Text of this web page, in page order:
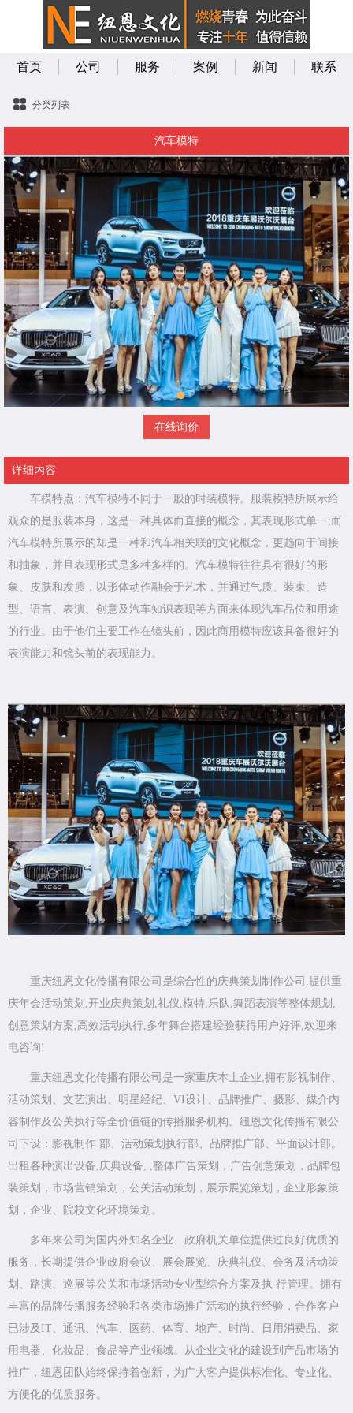
首页 公司 服务 案例 新闻 联系
分类列表
汽车模特
在线询价
详细内容
车模特点：汽车模特不同于一般的时装模特。服装模特所展示给
观众的是服装本身，这是一种具体而直接的概念，其表现形式单一;而
汽车模特所展示的却是一种和汽车相关联的文化概念，更趋向于间接
和抽象，并且表现形式是多种多样的。汽车模特往往具有很好的形
象、皮肤和发质，以形体动作融会于艺术，并通过气质、装束、造
型、语言、表演、创意及汽车知识表现等方面来体现汽车品位和用途
的行业。由于他们主要工作在镜头前，因此商用模特应该具备很好的
表演能力和镜头前的表现能力。
重庆纽恩文化传播有限公司是综合性的庆典策划制作公司.提供重
庆年会活动策划,开业庆典策划,礼仪,模特,乐队,舞蹈表演等整体规划,
创意策划方案,高效活动执行,多年舞台搭建经验获得用户好评,欢迎来
电咨询!
重庆纽恩文化传播有限公司是一家重庆本土企业,拥有影视制作、
活动策划、文艺演出、明星经纪、VI设计、品牌推广、摄影、媒介内
容制作及公关执行等全价值链的传播服务机构。纽恩文化传播有限公
司下设：影视制作 部、活动策划执行部、品牌推广部、平面设计部。
出租各种演出设备,庆典设备, ,整体广告策划，广告创意策划，品牌包
装策划，市场营销策划，公关活动策划，展示展览策划，企业形象策
划，企业、院校文化环境策划。
多年来公司为国内外知名企业、政府机关单位提供过良好优质的
服务，长期提供企业政府会议、展会展览、庆典礼仪、会务及活动策
划、路演、巡展等公关和市场活动专业型综合方案及执 行管理。拥有
丰富的品牌传播服务经验和各类市场推广活动的执行经验，合作客户
已涉及IT、通讯、汽车、医药、体育、地产、时尚、日用消费品、家
用电器、化妆品、食品等产业领域。从企业文化的建设到产品市场的
推广，纽恩团队始终保持着创新，为广大客户提供标准化、专业化、
方便化的优质服务。